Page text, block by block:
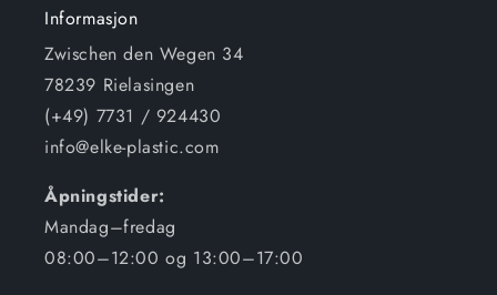
Informasjon
Zwischen den Wegen 34
78239 Rielasingen
(+49) 7731 / 924430
info@elke-plastic.com
Åpningstider:
Mandag–fredag
08:00–12:00 og 13:00–17:00